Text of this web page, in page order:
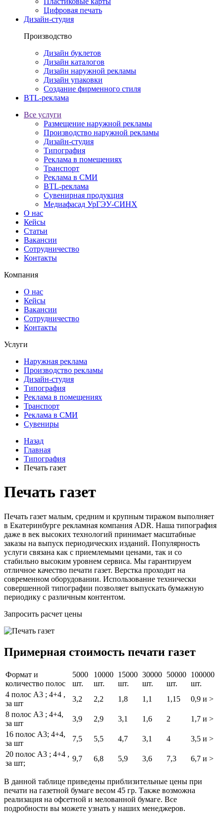
Цифровая печать
Дизайн-студия
Производство
Дизайн буклетов
Дизайн каталогов
Дизайн наружной рекламы
Дизайн упаковки
Создание фирменного стиля
BTL-реклама
Все услуги
Размещение наружной рекламы
Производство наружной рекламы
Дизайн-студия
Типография
Реклама в помещениях
Транспорт
Реклама в СМИ
BTL-реклама
Сувенирная продукция
Медиафасад УрГЭУ-СИНХ
О нас
Кейсы
Статьи
Вакансии
Сотрудничество
Контакты
Компания
О нас
Кейсы
Вакансии
Сотрудничество
Контакты
Услуги
Наружная реклама
Производство рекламы
Дизайн-студия
Типография
Реклама в помещениях
Транспорт
Реклама в СМИ
Сувениры
Назад
Главная
Типография
Печать газет
Печать газет
Печать газет малым, средним и крупным тиражом выполняет
в Екатеринбурге рекламная компания ADR. Наша типография
даже в век высоких технологий принимает масштабные
заказы на выпуск периодических изданий. Популярность
услуги связана как с приемлемыми ценами, так и со
стабильно высоким уровнем сервиса. Мы гарантируем
отличное качество печати газет. Верстка проходит на
современном оборудовании. Использование технически
совершенной типографии позволяет выпускать бумажную
периодику с различным контентом.
Запросить расчет цены
Примерная стоимость печати газет
Формат и
количество полос
5000
шт.
10000
шт.
15000
шт.
30000
шт.
50000
шт.
100000
шт.
4 полос А3 ; 4+4 ,
за шт
3,2 2,2 1,8 1,1 1,15
0,9 и >
8 полос А3 ; 4+4,
за шт
3,9 2,9 3,1 1,6 2
1,7 и >
16 полос А3; 4+4,
за шт
7,5 5,5 4,7 3,1 4
3,5 и >
20 полос А3 ; 4+4 ,
за шт;
9,7 6,8 5,9 3,6 7,3 6,7 и >
В данной таблице приведены приблизительные цены при
печати на газетной бумаге весом 45 гр. Также возможна
реализация на офсетной и мелованной бумаге. Все
подробности вы можете узнать у наших менеджеров.